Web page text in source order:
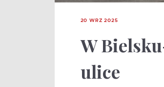
20 WRZ 2025
W
ulice